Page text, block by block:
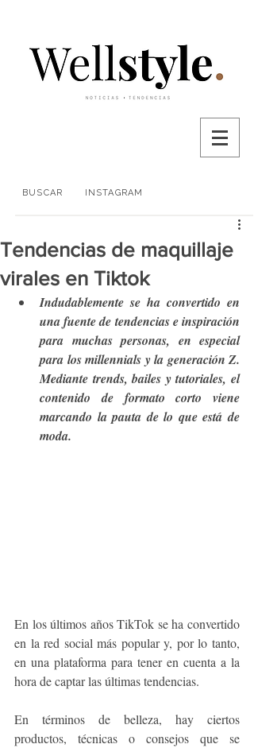
BUSCAR INSTAGRAM
Tendencias de maquillaje
virales en Tiktok
Indudablemente se ha convertido en
una fuente de tendencias e inspiración
para muchas personas, en especial
para los millennials y la generación Z.
Mediante trends, bailes y tutoriales, el
contenido de formato corto viene
marcando la pauta de lo que está de
moda.
En los últimos años TikTok se ha convertido
en la red social más popular y, por lo tanto,
en una plataforma para tener en cuenta a la
hora de captar las últimas tendencias.
En términos de belleza, hay ciertos
productos, técnicas o consejos que se